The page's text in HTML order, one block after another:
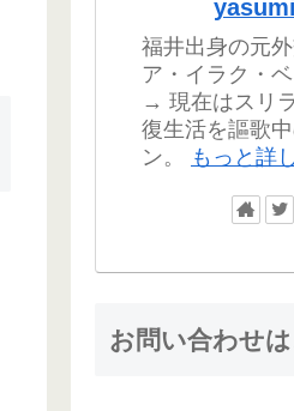
福井出身の元
ア・イラク・
→ 現在はスリ
復生活を謳歌
ン。
もっと詳
お問い合わせ